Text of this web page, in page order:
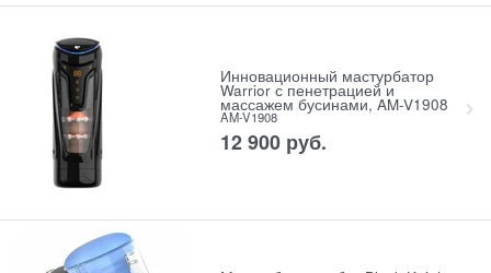
Инновационный мастурбатор
Warrior с пенетрацией и
массажем бусинами, AM-V1908
AM-V1908
12 900 руб.